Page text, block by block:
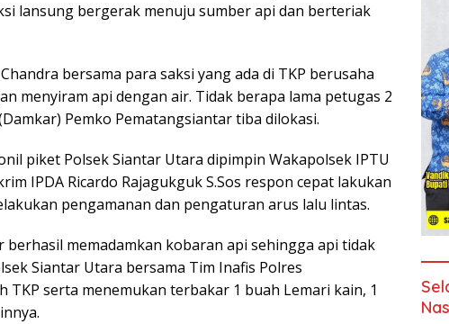
lansung bergerak menuju sumber api dan berteriak
bersama para saksi yang ada di TKP berusaha
menyiram api dengan air. Tidak berapa lama petugas 2
Pemko Pematangsiantar tiba dilokasi.
piket Polsek Siantar Utara dipimpin Wakapolsek IPTU
IPDA Ricardo Rajagukguk S.Sos respon cepat lakukan
pengamanan dan pengaturan arus lalu lintas.
berhasil memadamkan kobaran api sehingga api tidak
Siantar Utara bersama Tim Inafis Polres
TKP serta menemukan terbakar 1 buah Lemari kain, 1